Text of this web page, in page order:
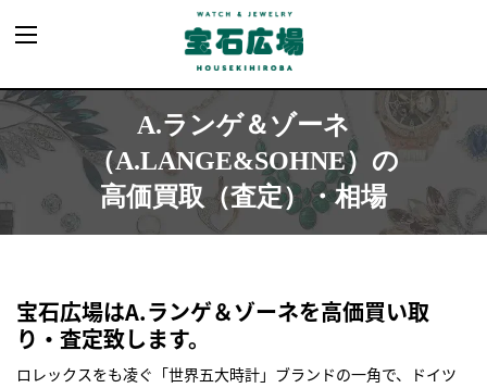
A.ランゲ＆ゾーネ
（A.LANGE&SOHNE）の
高価買取（査定）・相場
宝石広場はA.ランゲ＆ゾーネを高価買い取
り・査定致します。
ロレックスをも凌ぐ「世界五大時計」ブランドの一角で、ドイツ